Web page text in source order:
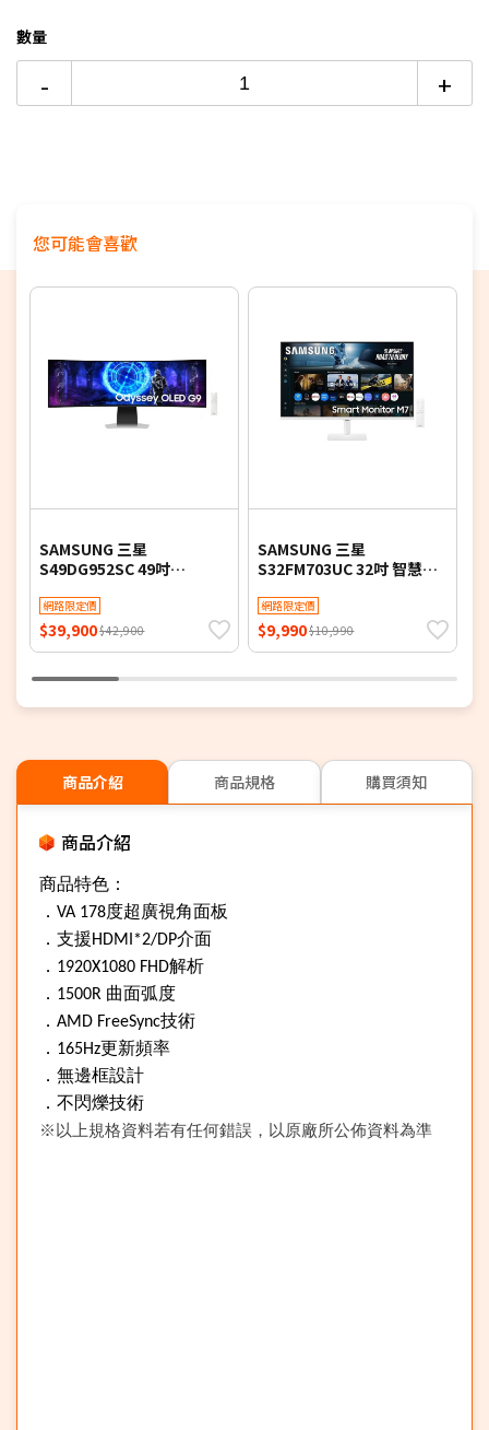
AMD FreeSync技術
數量
- +
您可能會喜歡
SAMSUNG 三星
S49DG952SC 49吋
競顯示器 G95SD
網路限定價
$39,900$42,900
SAMSUNG 三星
S32FM703UC 32吋 智慧聯
Vision AI (2025)
網路限定價
$9,990$10,990
商品介紹 商品規格 購買須知
商品介紹
商品特色：
． VA 178度超廣視角面板
．支援HDMI*2/DP介面
． 1920X1080 FHD解析
． 1500R 曲面弧度
． AMD FreeSync技術
． 165Hz更新頻率
．無邊框設計
．不閃爍技術
※以上規格資料若有任何錯誤，以原廠所公佈資料為準